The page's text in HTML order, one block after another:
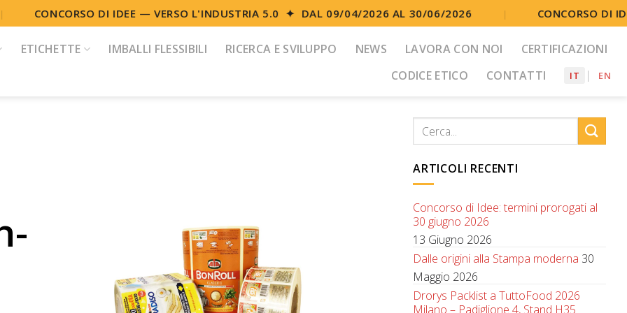
CONCORSO DI IDEE — VERSO L'INDUSTRIA 5.0 ✦ DAL 09/04/2026 AL 30/06/2026 CONCORSO DI
ETICHETTE IMBALLI FLESSIBILI RICERCA E SVILUPPO NEWS LAVORA CON NOI
CERTIFICAZIONI
CODICE ETICO
CONTATTI IT EN
ARTICOLI RECENTI
Concorso di Idee: termini prorogati al
30 giugno 2026
13 Giugno 2026
Dalle origini alla Stampa moderna 30
Maggio 2026
Drorys Packlist a TuttoFood 2026
Milano – Padiglione 4, Stand H35